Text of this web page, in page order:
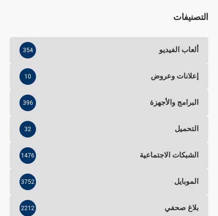
التصنيفات
ألعاب الفيديو 354
إعلانات وعروض 10
البرامج والأجهزة 396
التحميل 32
الشبكات الاجتماعية 1476
الموبايل 3752
بلاغ صحفي 2212